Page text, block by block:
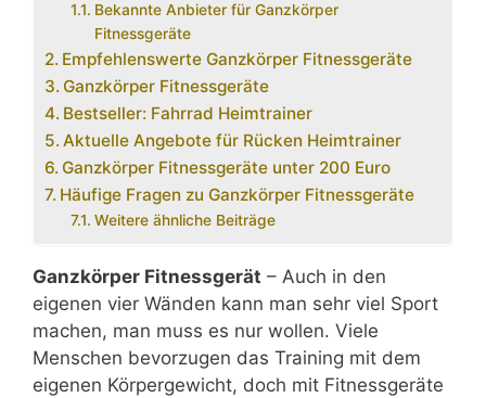
Bekannte Anbieter für Ganzkörper
Fitnessgeräte
Empfehlenswerte Ganzkörper Fitnessgeräte
Ganzkörper Fitnessgeräte
Bestseller: Fahrrad Heimtrainer
Aktuelle Angebote für Rücken Heimtrainer
Ganzkörper Fitnessgeräte unter 200 Euro
Häufige Fragen zu Ganzkörper Fitnessgeräte
Weitere ähnliche Beiträge
Ganzkörper Fitnessgerät – Auch in den
eigenen vier Wänden kann man sehr viel Sport
machen, man muss es nur wollen. Viele
Menschen bevorzugen das Training mit dem
eigenen Körpergewicht, doch mit Fitnessgeräte